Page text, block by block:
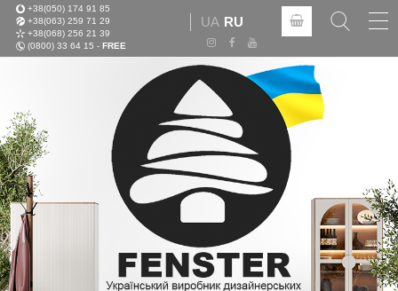
+38(050) 174 91 85
+38(063) 259 71 29
+38(068) 256 21 39
(0800) 33 64 15 - FREE
UA RU